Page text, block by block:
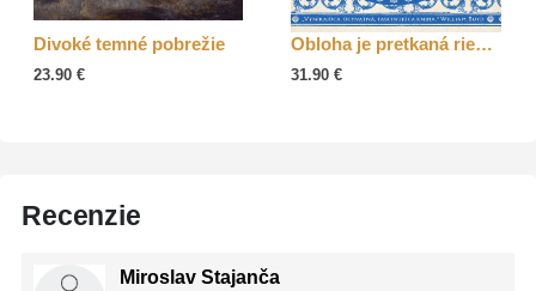
Divoké temné pobrežie
23.90 €
Obloha je pretkaná riekami
31.90 €
Recenzie
Miroslav Stajanča